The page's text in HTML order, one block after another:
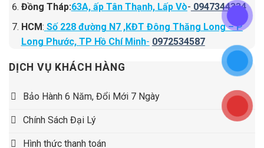
Đồng Tháp:63A, ấp Tân Thạnh, Lấp Vò- 0947344334
HCM: Số 228 đường N7 ,KĐT Đông Thăng Long – P
Long Phước, TP Hồ Chí Minh- 0972534587
DỊCH VỤ KHÁCH HÀNG
Bảo Hành 6 Năm, Đổi Mới 7 Ngày
Chính Sách Đại Lý
Hình thức thanh toán